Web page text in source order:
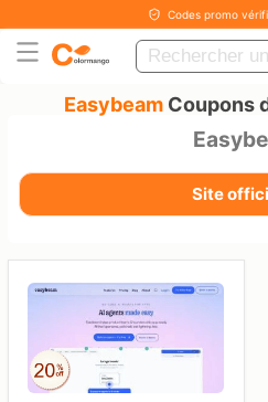
Codes promo
Easybeam Coupons
Site